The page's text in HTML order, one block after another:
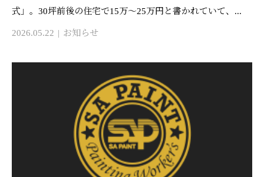
式」。30坪前後の住宅で15万〜25万円と書かれていて、...
2026.05.22 お知らせ